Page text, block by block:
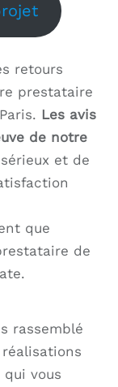
retours
prestataire
Les avis
de notre
et de
que
de
rassemblé
vous